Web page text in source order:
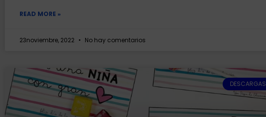
READ MORE »
23noviembre, 2022 No hay comentarios
DESCARGAS